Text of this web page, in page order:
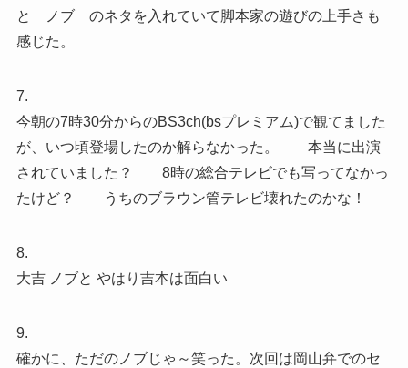
と ノブ のネタを入れていて脚本家の遊びの上手さも
感じた。
7.
今朝の7時30分からのBS3ch(bsプレミアム)で観てました
が、いつ頃登場したのか解らなかった。 本当に出演
されていました？ 8時の総合テレビでも写ってなかっ
たけど？ うちのブラウン管テレビ壊れたのかな！
8.
大吉 ノブと やはり吉本は面白い
9.
確かに、ただのノブじゃ～笑った。次回は岡山弁でのセ